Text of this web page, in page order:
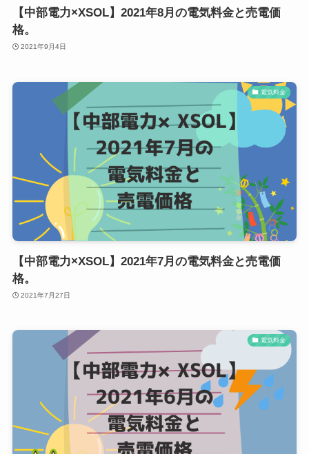
【中部電力×XSOL】2021年8月の電気料金と売電価
格。
2021年9月4日
電気料金
【中部電力×XSOL】2021年7月の電気料金と売電価
格。
2021年7月27日
電気料金